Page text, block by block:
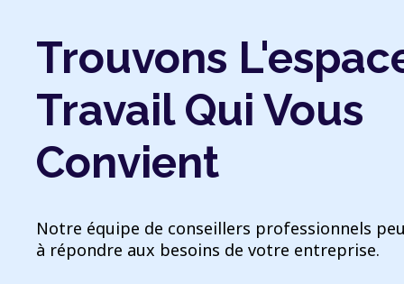
Trouvons
Travail Qui Vous
Convient
Notre équipe de conseillers professionnels
à répondre aux besoins de votre entreprise.